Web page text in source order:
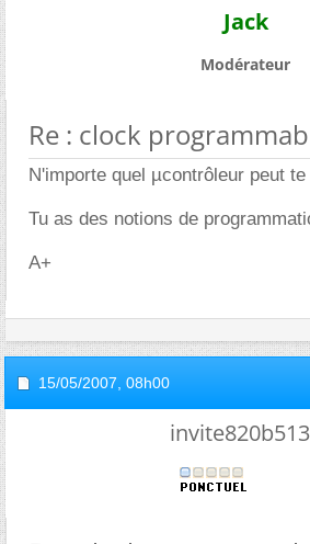
Jack
Modérateur
Re : clock
N'importe quel µcontrôleur peut
Tu as des notions de
A+
15/05/2007, 08h00